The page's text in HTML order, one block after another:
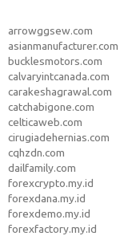
arrowggsew.com
asianmanufacturer.com
bucklesmotors.com
calvaryintcanada.com
carakeshagrawal.com
catchabigone.com
celticaweb.com
cirugiadehernias.com
cqhzdn.com
dailfamily.com
forexcrypto.my.id
forexdana.my.id
forexdemo.my.id
forexfactory.my.id